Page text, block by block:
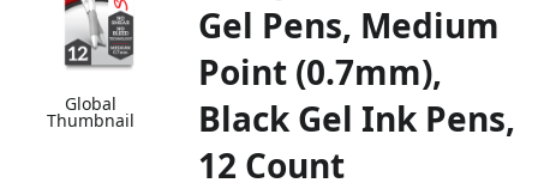
Global
Thumbnail
Gel Pens, Medium
Point (0.7mm),
Black Gel Ink Pens,
12 Count